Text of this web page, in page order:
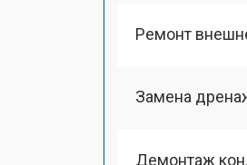
Ремонт
Замена
Демонтаж